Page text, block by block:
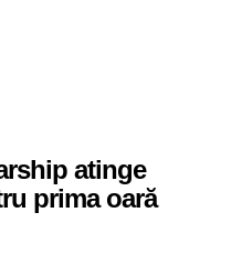
atinge
prima oară